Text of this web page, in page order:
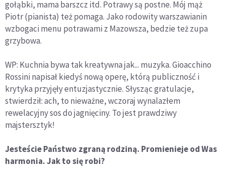
gołąbki, mama barszcz itd. Potrawy są postne. Mój mąż
Piotr (pianista) też pomaga. Jako rodowity warszawianin
wzbogaci menu potrawami z Mazowsza, bedzie też zupa
grzybowa.
WP: Kuchnia bywa tak kreatywna jak... muzyka. Gioacchino
Rossini napisał kiedyś nową operę, którą publiczność i
krytyka przyjęły entuzjastycznie. Słysząc gratulacje,
stwierdził: ach, to nieważne, wczoraj wynalazłem
rewelacyjny sos do jagnięciny. To jest prawdziwy
majstersztyk!
Jesteście Państwo zgraną rodziną. Promienieje od Was
harmonia. Jak to się robi?